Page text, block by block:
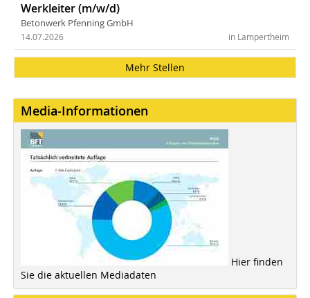
Werkleiter (m/w/d)
Betonwerk Pfenning GmbH
in Lampertheim
14.07.2026
Mehr Stellen
Media-Informationen
Hier finden
Sie die aktuellen Mediadaten